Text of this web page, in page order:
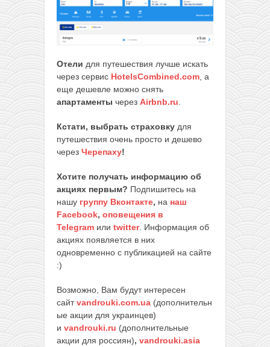
Отели для путешествия лучше искать
через сервис HotelsCombined.com , а
еще дешевле можно снять
апартаменты через Airbnb.ru
Кстати, выбрать страховку для
путешествия очень просто и дешево
через Черепаху!
Хотите получать информацию об
акциях первым? Подпишитесь на
нашу группу Вконтакте, на наш
Facebook, оповещения в
Telegram или twitter. Информация об
акциях появляется в них
одновременно с публикацией на сайте
:)
Возможно, Вам будут интересен
сайтvandrouki.com.ua (дополнительн
ые акции для украинцев)
и vandrouki.ru (дополнительные
акции для россиян), vandrouki.asia